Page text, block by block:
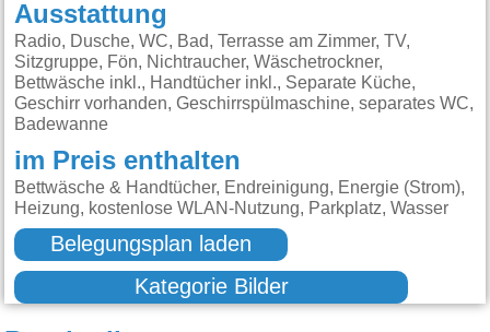
Ausstattung
Radio, Dusche, WC, Bad, Terrasse am Zimmer, TV,
Sitzgruppe, Fön, Nichtraucher, Wäschetrockner,
Bettwäsche inkl., Handtücher inkl., Separate Küche,
Geschirr vorhanden, Geschirrspülmaschine, separates WC,
Badewanne
im Preis enthalten
Bettwäsche & Handtücher, Endreinigung, Energie (Strom),
Heizung, kostenlose WLAN-Nutzung, Parkplatz, Wasser
Belegungsplan laden
Kategorie Bilder